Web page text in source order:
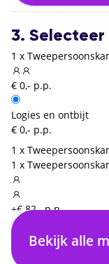
3.
1 x
€ 0,- p.p.
Logies en ontbijt
€ 0,- p.p.
1 x
1 x
+€ 82,- p.p.
Logies en ontbijt
€ 0,- p.p.
Bekijk alle